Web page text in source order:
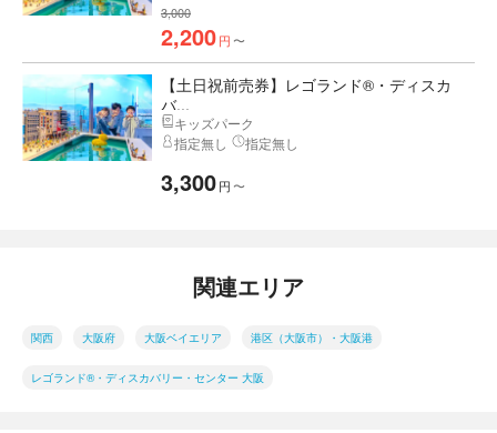
3,000
2,200円 〜
【土日祝前売券】レゴランド®・ディスカ
バ...
キッズパーク
指定無し
指定無し
3,300円 〜
関連エリア
関西 大阪府 大阪ベイエリア 港区（大阪市）・大阪港
レゴランド®・ディスカバリー・センター 大阪